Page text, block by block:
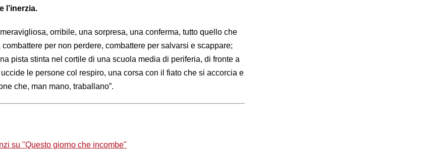
l’inerzia.
orribile, una sorpresa, una conferma, tutto quello che
per non perdere, combattere per salvarsi e scappare;
pista stinta nel cortile di una scuola media di periferia, di fronte a
le persone col respiro, una corsa con il fiato che si accorcia e
che, man mano, traballano”.
su "Questo giorno che incombe"